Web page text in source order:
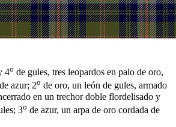
4o de gules, tres leopardos en palo de oro,
azur; 2o de oro, un león de gules, armado
en un trechor doble flordelisado y
3o de azur, un arpa de oro cordada de